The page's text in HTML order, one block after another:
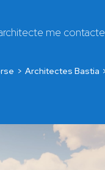
me contacte
Architectes Bastia